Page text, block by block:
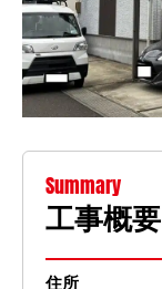
Summary
工事概要
住所